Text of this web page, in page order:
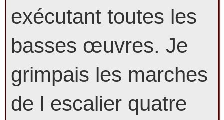
exécutant toutes les
basses œuvres. Je
grimpais les marches
de l escalier quatre